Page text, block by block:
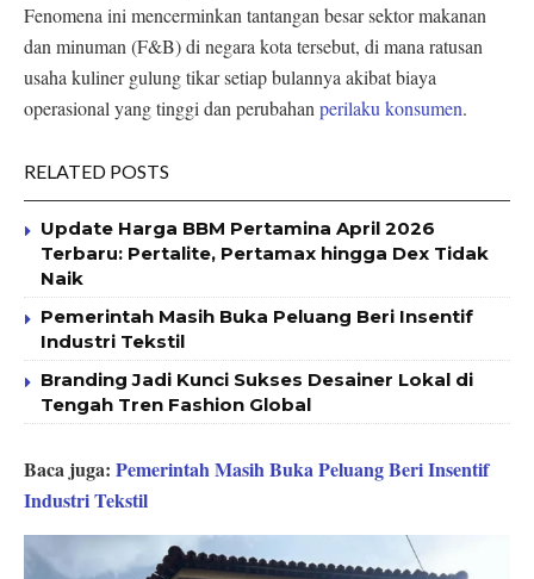
Fenomena ini mencerminkan tantangan besar sektor makanan
dan minuman (F&B) di negara kota tersebut, di mana ratusan
usaha kuliner gulung tikar setiap bulannya akibat biaya
operasional yang tinggi dan perubahan perilaku konsumen.
RELATED POSTS
Update Harga BBM Pertamina April 2026
Terbaru: Pertalite, Pertamax hingga Dex Tidak
Naik
Pemerintah Masih Buka Peluang Beri Insentif
Industri Tekstil
Branding Jadi Kunci Sukses Desainer Lokal di
Tengah Tren Fashion Global
Baca juga: Pemerintah Masih Buka Peluang Beri Insentif
Industri Tekstil